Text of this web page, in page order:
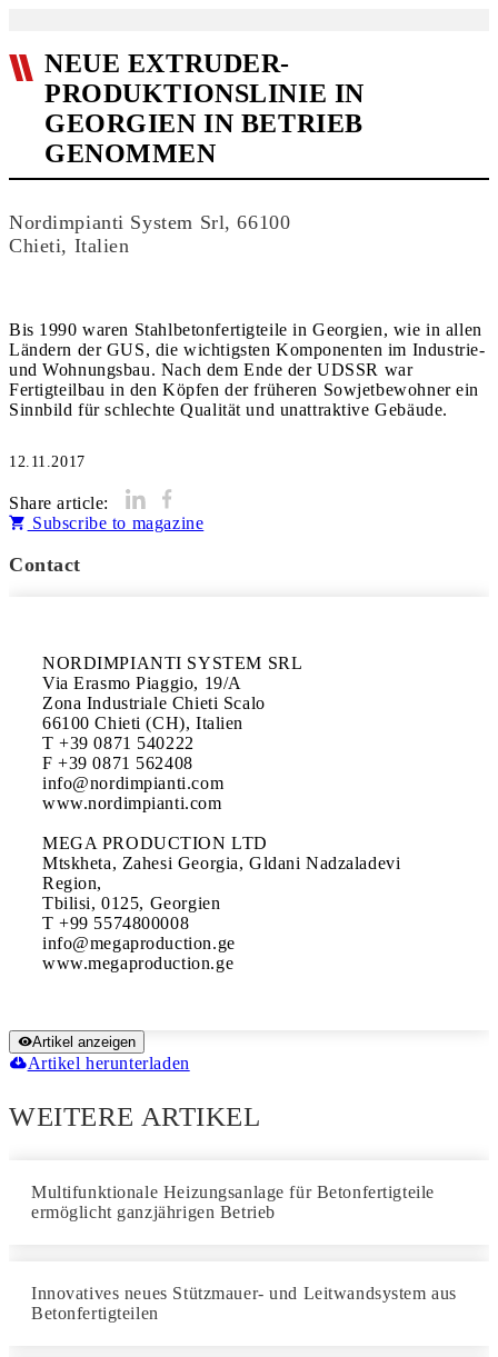
NEUE EXTRUDER-
PRODUKTIONSLINIE IN
GEORGIEN IN BETRIEB
GENOMMEN
Nordimpianti System Srl, 66100
Chieti, Italien
Bis 1990 waren Stahlbetonfertigteile in Georgien, wie in allen
Ländern der GUS, die wichtigsten Komponenten im Industrie-
und Wohnungsbau. Nach dem Ende der UDSSR war
Fertigteilbau in den Köpfen der früheren Sowjetbewohner ein
Sinnbild für schlechte Qualität und unattraktive Gebäude.
12.11.2017
Share article:
Subscribe to magazine
Contact
NORDIMPIANTI SYSTEM SRL
Via Erasmo Piaggio, 19/A
Zona Industriale Chieti Scalo
66100 Chieti (CH), Italien
T +39 0871 540222
F +39 0871 562408
info@nordimpianti.com
www.nordimpianti.com
MEGA PRODUCTION LTD
Mtskheta, Zahesi Georgia, Gldani Nadzaladevi
Region,
Tbilisi, 0125, Georgien
T +99 5574800008
info@megaproduction.ge
www.megaproduction.ge
Artikel anzeigen
Artikel herunterladen
WEITERE ARTIKEL
Multifunktionale Heizungsanlage für Betonfertigteile
ermöglicht ganzjährigen Betrieb
Innovatives neues Stützmauer- und Leitwandsystem aus
Betonfertigteilen